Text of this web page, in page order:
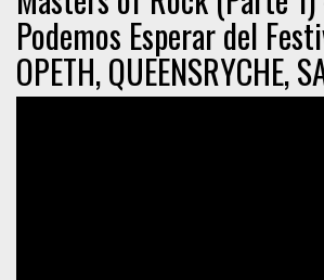
Podemos Esperar del
OPETH, QUEENSRYCHE,